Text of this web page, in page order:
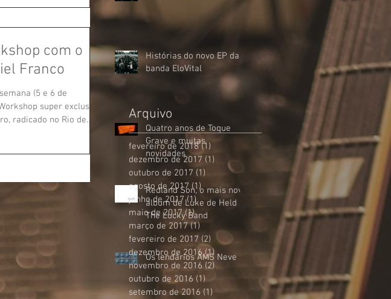
com o
Franco
(5 e 6 de
super exclusivo
radicado no Rio de
Histórias do novo EP da
banda EloVital
Quatro anos de Toque
Grave e muitas
novidades
Redland Son, o mais novo
álbum de Luke de Held &
The Lucky Band
Os lendários AMS Neve
Arquivo
fevereiro de 2018 (1)
dezembro de 2017 (1) 1 post
outubro de 2017 (1)
agosto de 2017 (1)1 post
junho de 2017 (1)1 post
maio de 2017 (1)1 post
março de 2017 (1)
fevereiro de 2017 (2) 2 posts
dezembro de 2016 (1)1 post
novembro de 2016 (2)
outubro de 2016 (1) 1 post
setembro de 2016 (1) 1 post